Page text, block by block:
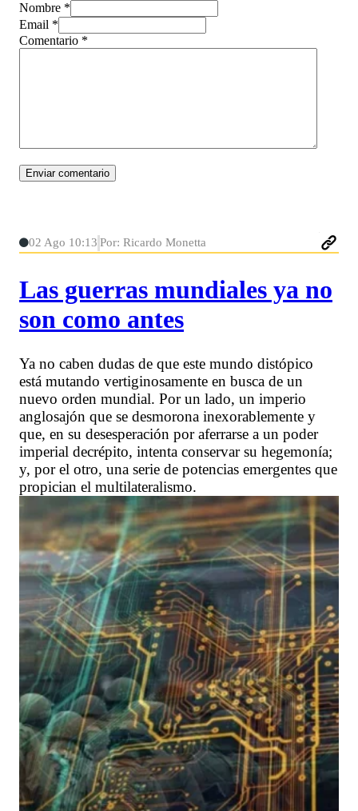
Nombre *
Email *
Comentario *
02 Ago 10:13 Por: Ricardo Monetta
Las guerras mundiales ya no
son como antes
Ya no caben dudas de que este mundo distópico
está mutando vertiginosamente en busca de un
nuevo orden mundial. Por un lado, un imperio
anglosajón que se desmorona inexorablemente y
que, en su desesperación por aferrarse a un poder
imperial decrépito, intenta conservar su hegemonía;
y, por el otro, una serie de potencias emergentes que
propician el multilateralismo.